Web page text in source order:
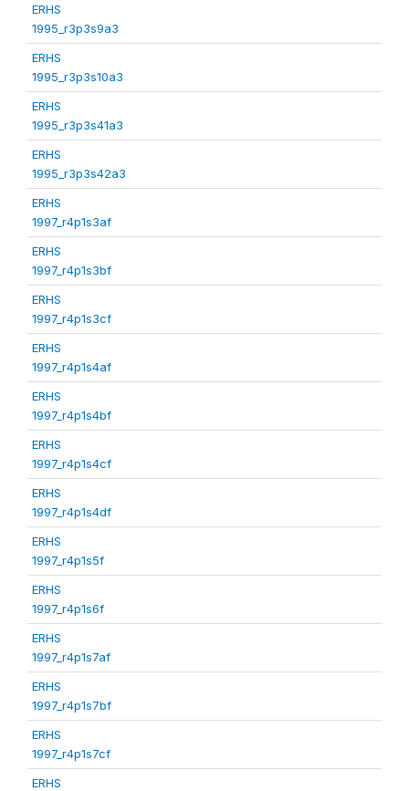
ERHS
1995_r3p3s9a3
ERHS
1995_r3p3s10a3
ERHS
1995_r3p3s41a3
ERHS
1995_r3p3s42a3
ERHS
1997_r4p1s3af
ERHS
1997_r4p1s3bf
ERHS
1997_r4p1s3cf
ERHS
1997_r4p1s4af
ERHS
1997_r4p1s4bf
ERHS
1997_r4p1s4cf
ERHS
1997_r4p1s4df
ERHS
1997_r4p1s5f
ERHS
1997_r4p1s6f
ERHS
1997_r4p1s7af
ERHS
1997_r4p1s7bf
ERHS
1997_r4p1s7cf
ERHS